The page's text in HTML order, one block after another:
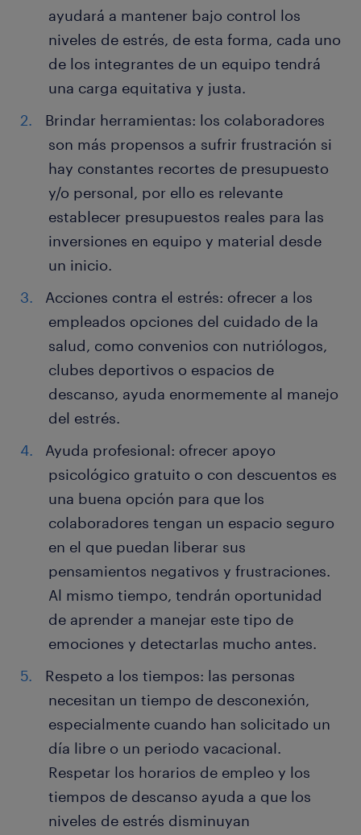
ayudará a mantener bajo control los
niveles de estrés, de esta forma, cada uno
de los integrantes de un equipo tendrá
una carga equitativa y justa.
Brindar herramientas: los colaboradores
son más propensos a sufrir frustración si
hay constantes recortes de presupuesto
y/o personal, por ello es relevante
establecer presupuestos reales para las
inversiones en equipo y material desde
un inicio.
Acciones contra el estrés: ofrecer a los
empleados opciones del cuidado de la
salud, como convenios con nutriólogos,
clubes deportivos o espacios de
descanso, ayuda enormemente al manejo
del estrés.
Ayuda profesional: ofrecer apoyo
psicológico gratuito o con descuentos es
una buena opción para que los
colaboradores tengan un espacio seguro
en el que puedan liberar sus
pensamientos negativos y frustraciones.
Al mismo tiempo, tendrán oportunidad
de aprender a manejar este tipo de
emociones y detectarlas mucho antes.
Respeto a los tiempos: las personas
necesitan un tiempo de desconexión,
especialmente cuando han solicitado un
día libre o un periodo vacacional.
Respetar los horarios de empleo y los
tiempos de descanso ayuda a que los
niveles de estrés disminuyan